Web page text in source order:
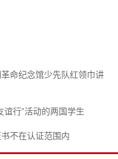
命纪念馆少先队红领巾讲
谊行”活动的两国学生
不在认证范围内